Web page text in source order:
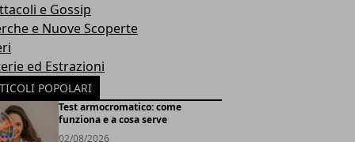
e Gossip
e Nuove Scoperte
ed Estrazioni
POPOLARI
Test armocromatico: come
funziona e a cosa serve
02/08/2026